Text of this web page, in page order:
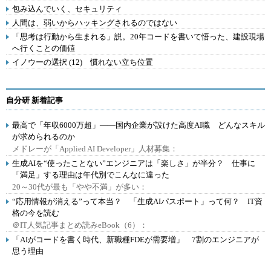
包み込んでいく、セキュリティ
人間は、弱いからハッキングされるのではない
「思考は行動から生まれる」説。20年コードを書いて悟った、建設現場
へ行くことの価値
イノウーの選択 (12) 慣れない立ち位置
自分研 新着記事
最高で「年収6000万超」――国内企業が設けた高度AI職 どんなスキル
が求められるのか
メドレーが「Applied AI Developer」人材募集：
生成AIを“使ったことない”エンジニアは「楽しさ」が半分？ 仕事に
「満足」する理由は年代別でこんなに違った
20～30代が最も「やや不満」が多い：
“応用情報が消える”って本当？ 「生成AIパスポート」って何？ IT資
格の今を読む
＠IT人気記事まとめ読みeBook（6）：
「AIがコードを書く時代、新職種FDEが需要増」 7割のエンジニアが
思う理由